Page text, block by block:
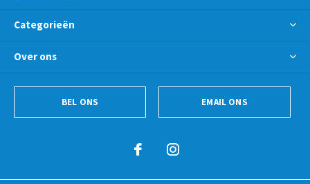
Categorieën
Over ons
BEL ONS EMAIL ONS